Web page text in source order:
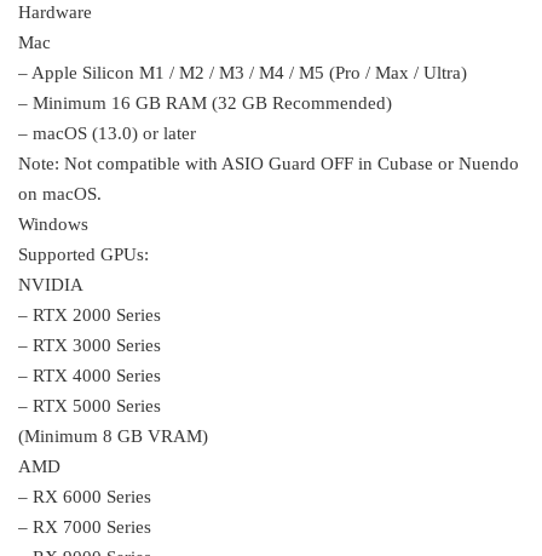
Hardware
Mac
– Apple Silicon M1 / M2 / M3 / M4 / M5 (Pro / Max / Ultra)
– Minimum 16 GB RAM (32 GB Recommended)
– macOS (13.0) or later
Note: Not compatible with ASIO Guard OFF in Cubase or Nuendo
on macOS.
Windows
Supported GPUs:
NVIDIA
– RTX 2000 Series
– RTX 3000 Series
– RTX 4000 Series
– RTX 5000 Series
(Minimum 8 GB VRAM)
AMD
– RX 6000 Series
– RX 7000 Series